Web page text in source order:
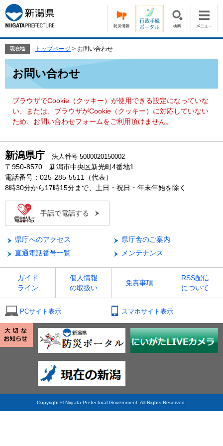
ー
ジ
の
頭
す。
ニ
ュ
ー
飛
て
現在地 トップページ > お問い合わせ
お問い合わせ
ブラウザでCookie（クッキー）が使用できる設定になっていな
い、または、ブラウザがCookie（クッキー）に対応していない
ため、お問い合わせフォームをご利用頂けません。
新潟県庁 法人番号 5000020150002
〒950-8570 新潟市中央区新光町4番地1
電話番号：025-285-5511（代表）
8時30分から17時15分まで、土日・祝日・年末年始を除く
手話で電話する
県庁へのアクセス
県庁舎のご案内
直通電話番号一覧
メンテナンス
ガイド
ライン
個人情報
の取扱い
免責事項
RSS配信
について
PCサイト表示 スマホサイト表示
Copyright © Niigata Prefectural Government. All Rights Reserved.